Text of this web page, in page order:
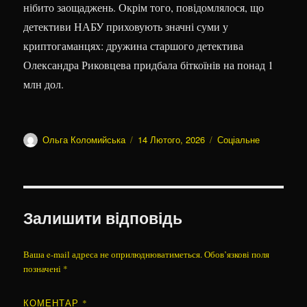
нібито заощаджень. Окрім того, повідомлялося, що
детективи НАБУ приховують значні суми у
криптогаманцях: дружина старшого детектива
Олександра Риковцева придбала біткоїнів на понад 1
млн дол.
Автор
Ольга Коломийська Оприлюднено
14 Лютого, 2026 Категорії
Соціальне
Залишити відповідь
Ваша e-mail адреса не оприлюднюватиметься.Обов’язкові поля
позначені *
КОМЕНТАР *